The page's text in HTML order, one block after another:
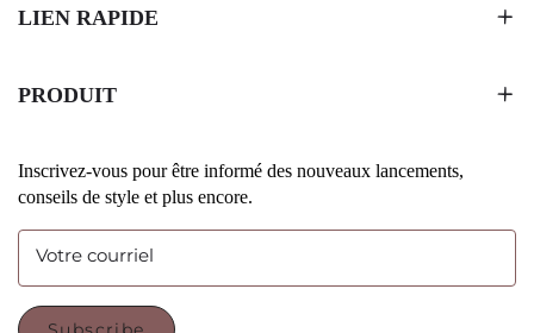
LIEN RAPIDE
PRODUIT
Inscrivez-vous pour être informé des nouveaux lancements,
conseils de style et plus encore.
Votre courriel